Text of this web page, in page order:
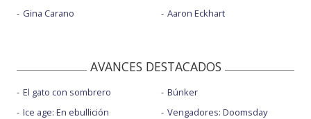
Gina Carano
Aaron Eckhart
AVANCES DESTACADOS
El gato con sombrero
Ice age: En ebullición
Búnker
Vengadores: Doomsday